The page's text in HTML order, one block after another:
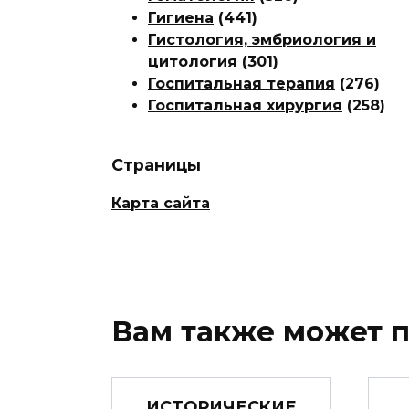
Гигиена (441)
Гистология, эмбриология и
цитология (301)
Госпитальная терапия (276)
Госпитальная хирургия (258)
Страницы
Карта сайта
Вам также может